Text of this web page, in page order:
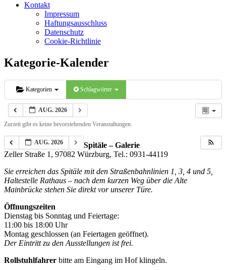
Kontakt
Impressum
Haftungsausschluss
Datenschutz
Cookie-Richtlinie
Kategorie-Kalender
Kategorien Schlagwörter
AUG. 2026
Zurzeit gibt es keine bevorstehenden Veranstaltungen.
AUG. 2026
Spitäle – Galerie
Zeller Straße 1, 97082 Würzburg, Tel.: 0931-44119
Sie erreichen das Spitäle mit den Straßenbahnlinien 1, 3, 4 und 5,
Haltestelle Rathaus – nach dem kurzen Weg über die Alte
Mainbrücke stehen Sie direkt vor unserer Türe.
Öffnungszeiten
Dienstag bis Sonntag und Feiertage:
11:00 bis 18:00 Uhr
Montag geschlossen (an Feiertagen geöffnet).
Der Eintritt zu den Ausstellungen ist frei.
Rollstuhlfahrer bitte am Eingang im Hof klingeln.